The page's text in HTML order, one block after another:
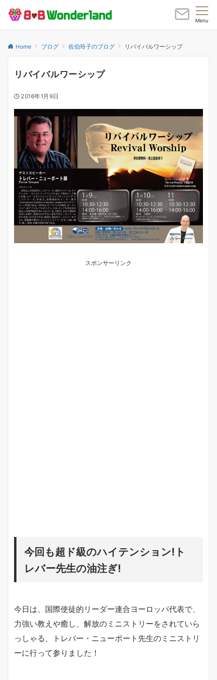
Menu
Home ブログ 佐伯玲子のブログ リバイバルワーシップ
リバイバルワーシップ
2016年1月9日
スポンサーリンク
今回も超ド級のハイテンション!ト
レバー先生の油注ぎ!
今日は、国際使徒的リーダー連合ヨーロッパ代表で、
力強い教えや癒し、解放のミニストリーをされていら
っしゃる、トレバー・ニューポート先生のミニストリ
ーに行って参りました！